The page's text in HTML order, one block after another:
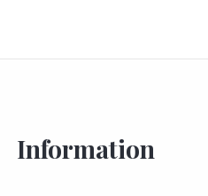
Information